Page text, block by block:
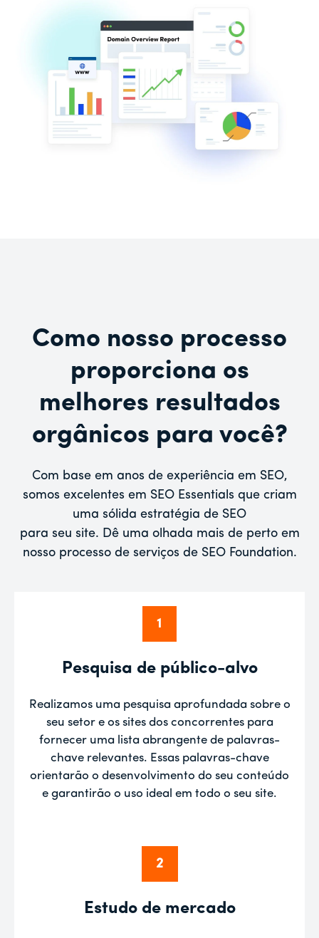
Como nosso processo
proporciona os
melhores resultados
orgânicos para você?
Com base em anos de experiência em SEO,
somos excelentes em SEO Essentials que criam
uma sólida estratégia de SEO
para seu site. Dê uma olhada mais de perto em
nosso processo de serviços de SEO Foundation.
1
Pesquisa de público-alvo
Realizamos uma pesquisa aprofundada sobre o
seu setor e os sites dos concorrentes para
fornecer uma lista abrangente de palavras-
chave relevantes. Essas palavras-chave
orientarão o desenvolvimento do seu conteúdo
e garantirão o uso ideal em todo o seu site.
2
Estudo de mercado